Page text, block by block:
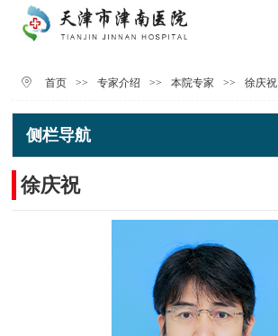
首页 >> 专家介绍 >> 本院专家 >> 徐庆祝
侧栏导航
徐庆祝